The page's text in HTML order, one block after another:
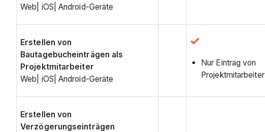
Web| iOS| Android-Geräte
Erstellen von
Bautagebucheinträgen als
Projektmitarbeiter
Web| iOS| Android-Geräte
Nur Eintrag von
Projektmitarbeiter
Erstellen von
Verzögerungseinträgen